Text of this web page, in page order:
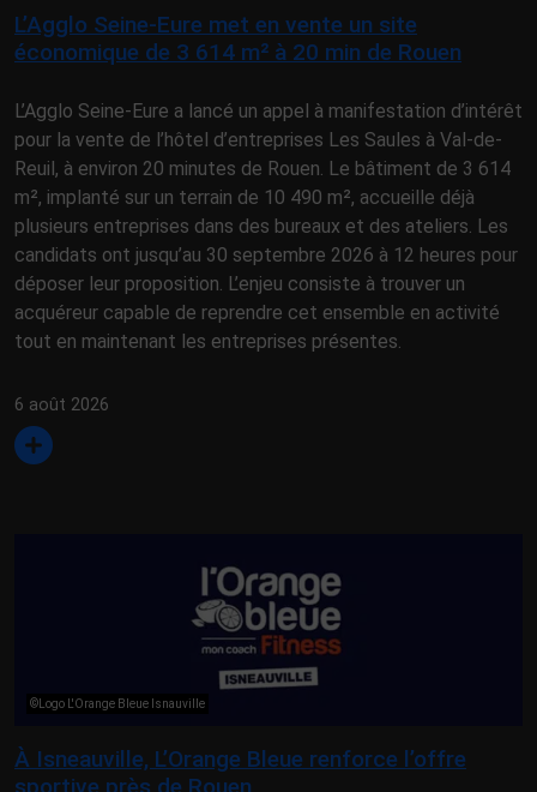
L’Agglo Seine-Eure met en vente un site
économique de 3 614 m² à 20 min de Rouen
L’Agglo Seine-Eure a lancé un appel à manifestation d’intérêt
pour la vente de l’hôtel d’entreprises Les Saules à Val-de-
Reuil, à environ 20 minutes de Rouen. Le bâtiment de 3 614
m², implanté sur un terrain de 10 490 m², accueille déjà
plusieurs entreprises dans des bureaux et des ateliers. Les
candidats ont jusqu’au 30 septembre 2026 à 12 heures pour
déposer leur proposition. L’enjeu consiste à trouver un
acquéreur capable de reprendre cet ensemble en activité
tout en maintenant les entreprises présentes.
6 août 2026
©Logo L'Orange Bleue Isnauville
À Isneauville, L’Orange Bleue renforce l’offre
sportive près de Rouen